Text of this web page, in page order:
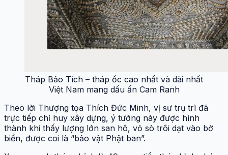
Tháp Bảo Tích – tháp ốc cao nhất và dài nhất
Việt Nam mang dấu ấn Cam Ranh
Theo lời Thượng tọa Thích Đức Minh, vị sư trụ trì đã
trực tiếp chỉ huy xây dựng, ý tưởng này được hình
thành khi thấy lượng lớn san hô, vỏ sò trôi dạt vào bờ
biển, được coi là “bảo vật Phật ban”.